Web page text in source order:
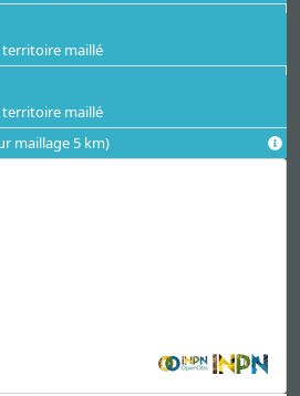
territoire maillé
territoire maillé
maillage 5 km)